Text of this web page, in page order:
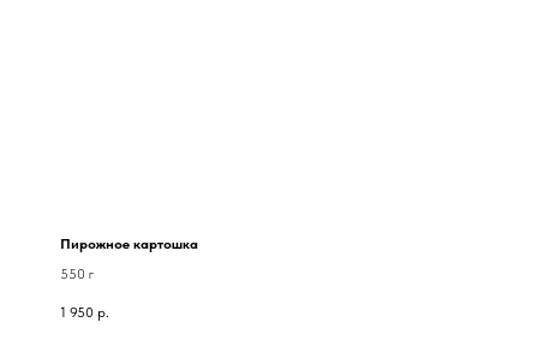
Пирожное картошка
550 г
1 950 р.